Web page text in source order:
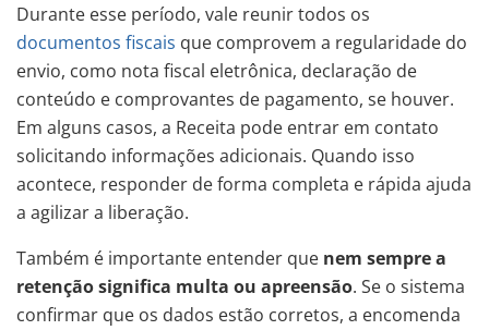
Durante esse período, vale reunir todos os
documentos fiscais que comprovem a regularidade do
envio, como nota fiscal eletrônica, declaração de
conteúdo e comprovantes de pagamento, se houver.
Em alguns casos, a Receita pode entrar em contato
solicitando informações adicionais. Quando isso
acontece, responder de forma completa e rápida ajuda
a agilizar a liberação.
Também é importante entender que nem sempre a
retenção significa multa ou apreensão. Se o sistema
confirmar que os dados estão corretos, a encomenda